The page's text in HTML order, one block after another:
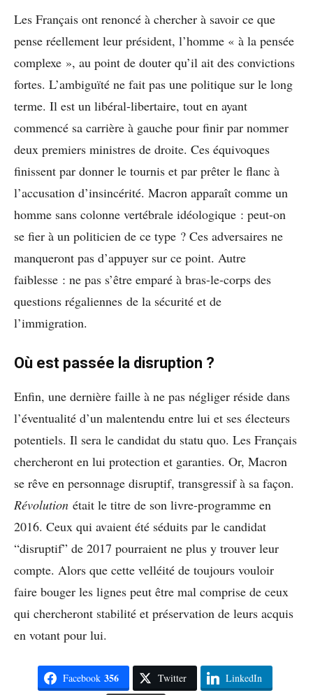
Les Français ont renoncé à chercher à savoir ce que
pense réellement leur président, l’homme « à la pensée
complexe », au point de douter qu’il ait des convictions
fortes. L’ambiguïté ne fait pas une politique sur le long
terme. Il est un libéral-libertaire, tout en ayant
commencé sa carrière à gauche pour finir par nommer
deux premiers ministres de droite. Ces équivoques
finissent par donner le tournis et par prêter le flanc à
l’accusation d’insincérité. Macron apparaît comme un
homme sans colonne vertébrale idéologique : peut-on
se fier à un politicien de ce type ? Ces adversaires ne
manqueront pas d’appuyer sur ce point. Autre
faiblesse : ne pas s’être emparé à bras-le-corps des
questions régaliennes de la sécurité et de
l’immigration.
Où est passée la disruption ?
Enfin, une dernière faille à ne pas négliger réside dans
l’éventualité d’un malentendu entre lui et ses électeurs
potentiels. Il sera le candidat du statu quo. Les Français
chercheront en lui protection et garanties. Or, Macron
se rêve en personnage disruptif, transgressif à sa façon.
Révolution était le titre de son livre-programme en
2016. Ceux qui avaient été séduits par le candidat
“disruptif” de 2017 pourraient ne plus y trouver leur
compte. Alors que cette velléité de toujours vouloir
faire bouger les lignes peut être mal comprise de ceux
qui chercheront stabilité et préservation de leurs acquis
en votant pour lui.
Facebook 356 Twitter LinkedIn